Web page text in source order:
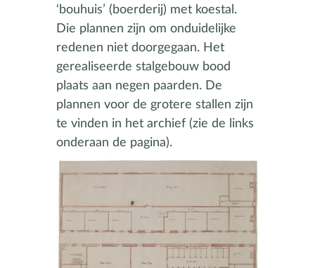
‘bouhuis’ (boerderij) met koestal.
Die plannen zijn om onduidelijke
redenen niet doorgegaan. Het
gerealiseerde stalgebouw bood
plaats aan negen paarden. De
plannen voor de grotere stallen zijn
te vinden in het archief (zie de links
onderaan de pagina).